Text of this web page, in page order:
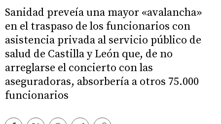
Sanidad preveía una mayor «avalancha»
en el traspaso de los funcionarios con
asistencia privada al servicio público de
salud de Castilla y León que, de no
arreglarse el concierto con las
aseguradoras, absorbería a otros 75.000
funcionarios